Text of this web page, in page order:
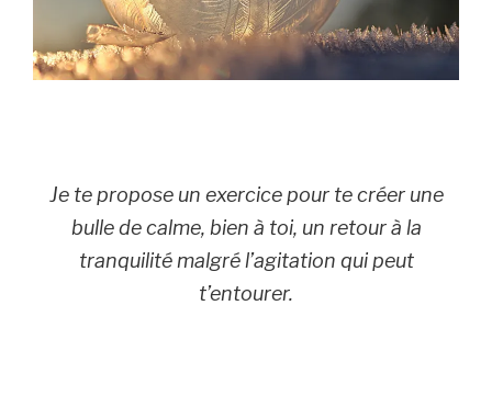
Je te propose un exercice pour te créer une
bulle de calme, bien à toi, un retour à la
tranquilité malgré l’agitation qui peut
t’entourer.